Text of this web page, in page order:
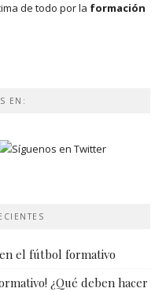
de todo por la formación
EN:
el fútbol formativo
¿Qué deben hacer